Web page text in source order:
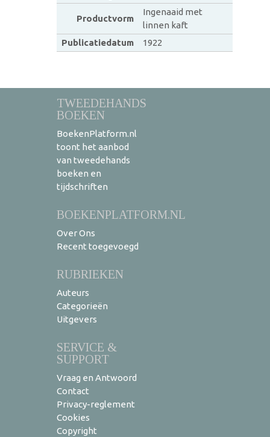
Productvorm
Ingenaaid met
linnen kaft
Publicatiedatum
1922
TWEEDEHANDS
BOEKEN
BoekenPlatform.nl
toont het aanbod
van tweedehands
boeken en
tijdschriften
BOEKENPLATFORM.NL
Over Ons
Recent toegevoegd
RUBRIEKEN
Auteurs
Categorieën
Uitgevers
SERVICE &
SUPPORT
Vraag en Antwoord
Contact
Privacy-reglement
Cookies
Copyright